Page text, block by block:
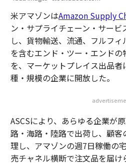
米アマゾンはAmazon Supply
ン・サプライチェーン・サービ
し、貨物輸送、流通、フルフ
を含むエンド・ツー・エンド
を、マーケットプレイス出品
種・規模の企業に開放した。
ASCSにより、あらゆる企業が
路・海路・陸路で出荷し、顧
理し、アマゾンの週7日稼働の
売チャネル横断で注文品を届け